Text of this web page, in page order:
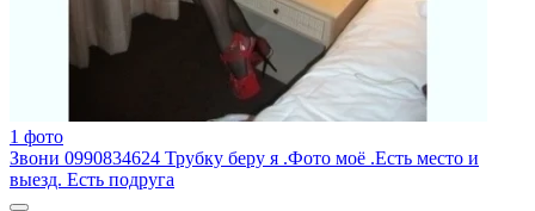
1 фото
Звони 0990834624 Трубку беру я .Фото моё .Есть место и
выезд. Есть подруга